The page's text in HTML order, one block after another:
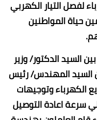
لفصل التيار الكهربي
حياة المواطنين
السيد الدكتور/ وزير
السيد المهندس/ رئيس
الكهرباء وتوجيهات
سرعة اعادة التوصيل